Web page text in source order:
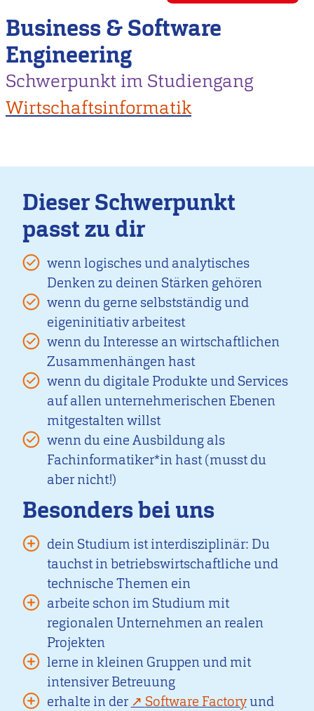
Business & Software
Engineering
Schwerpunkt im Studiengang
Wirtschaftsinformatik
Dieser Schwerpunkt
passt zu dir
wenn logisches und analytisches
Denken zu deinen Stärken gehören
wenn du gerne selbstständig und
eigeninitiativ arbeitest
wenn du Interesse an wirtschaftlichen
Zusammenhängen hast
wenn du digitale Produkte und Services
auf allen unternehmerischen Ebenen
mitgestalten willst
wenn du eine Ausbildung als
Fachinformatiker*in hast (musst du
aber nicht!)
Besonders bei uns
dein Studium ist interdisziplinär: Du
tauchst in betriebswirtschaftliche und
technische Themen ein
arbeite schon im Studium mit
regionalen Unternehmen an realen
Projekten
lerne in kleinen Gruppen und mit
intensiver Betreuung
erhalte in der
Software Factoryund